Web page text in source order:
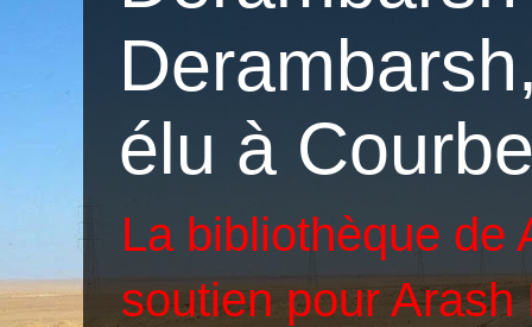
élu à
La bibliothèque de
soutien pour